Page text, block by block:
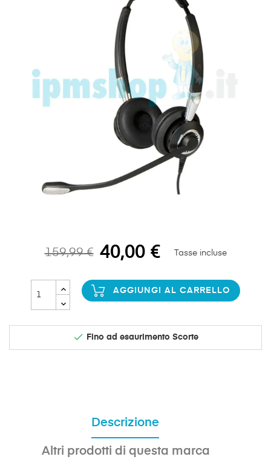
159,99 € 40,00 € Tasse incluse
AGGIUNGI AL CARRELLO
 Fino ad esaurimento Scorte
Descrizione
Altri prodotti di questa marca